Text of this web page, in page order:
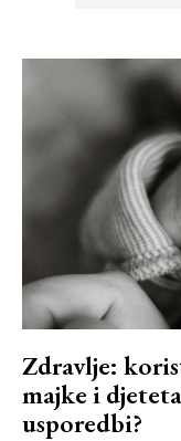
Zdravlje:
majke i
usporedbi?